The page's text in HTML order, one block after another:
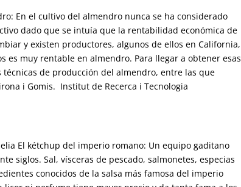
En el cultivo del almendro nunca se ha considerado
dado que se intuía que la rentabilidad económica de
y existen productores, algunos de ellos en California,
muy rentable en almendro. Para llegar a obtener esas
de producción del almendro, entre las que
i Gomis. Institut de Recerca i Tecnologia
El kétchup del imperio romano: Un equipo gaditano
siglos. Sal, vísceras de pescado, salmonetes, especias
conocidos de la salsa más famosa del imperio